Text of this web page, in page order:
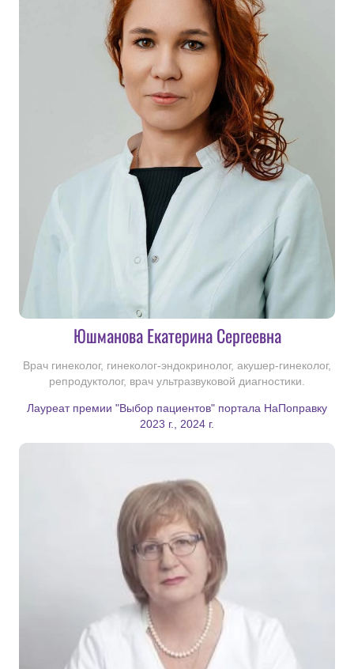
Юшманова Екатерина Сергеевна
Врач гинеколог, гинеколог-эндокринолог, акушер-гинеколог,
репродуктолог, врач ультразвуковой диагностики.
Лауреат премии "Выбор пациентов" портала НаПоправку
2023 г., 2024 г.